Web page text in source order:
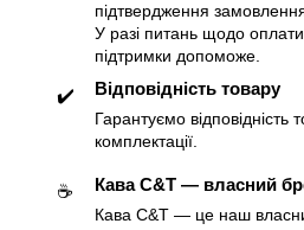
підтвердження
У разі питань щодо
підтримки допоможе.
✔️ Відповідність товару
Гарантуємо відповідність
комплектації.
☕️ Кава C&T — власний
Кава C&T — це наш